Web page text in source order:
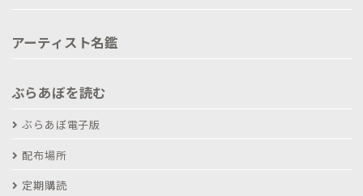
アーティスト名鑑
ぶらあぼを読む
ぶらあぼ電子版
配布場所
定期購読